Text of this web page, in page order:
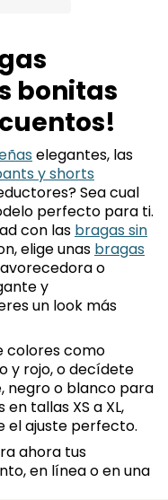
bonitas
elegantes, las
y shorts
Sea cual
perfecto para ti.
con las bragas sin
elige unas bragas
o
y
un look más
colores como
y rojo, o decídete
negro o blanco para
tallas XS a XL,
el ajuste perfecto.
ahora tus
en línea o en una